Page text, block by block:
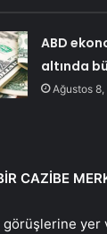
ABD
altında
Ağustos
CAZİBE
görüşlerine yer